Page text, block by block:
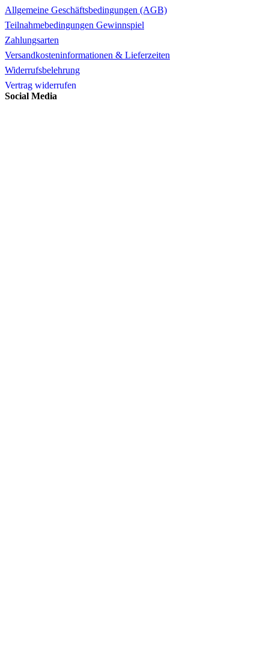
Allgemeine Geschäftsbedingungen (AGB)
Teilnahmebedingungen Gewinnspiel
Zahlungsarten
Versandkosteninformationen & Lieferzeiten
Widerrufsbelehrung
Vertrag widerrufen
Social Media